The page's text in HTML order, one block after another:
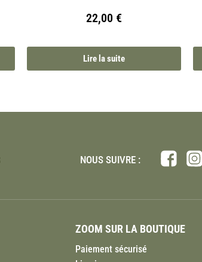
22,00 €
Lire la suite
NOUS SUIVRE :
ZOOM SUR LA BOUTIQUE
Paiement sécurisé